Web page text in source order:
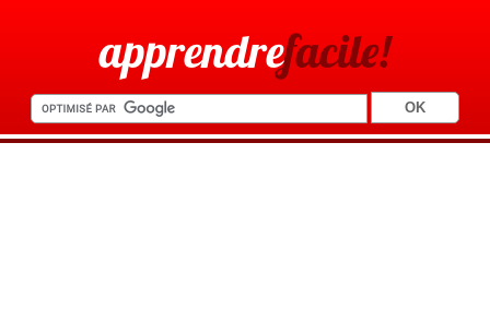
apprendrefacile!